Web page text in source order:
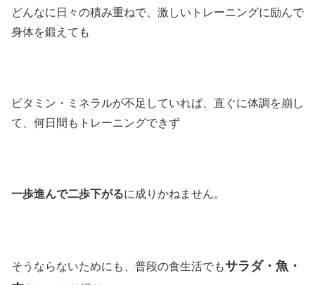
どんなに日々の積み重ねで、激しいトレーニングに励んで
身体を鍛えても
ビタミン・ミネラルが不足していれば、直ぐに体調を崩し
て、何日間もトレーニングできず
一歩進んで二歩下がるに成りかねません。
そうならないためにも、普段の食生活でもサラダ・魚・